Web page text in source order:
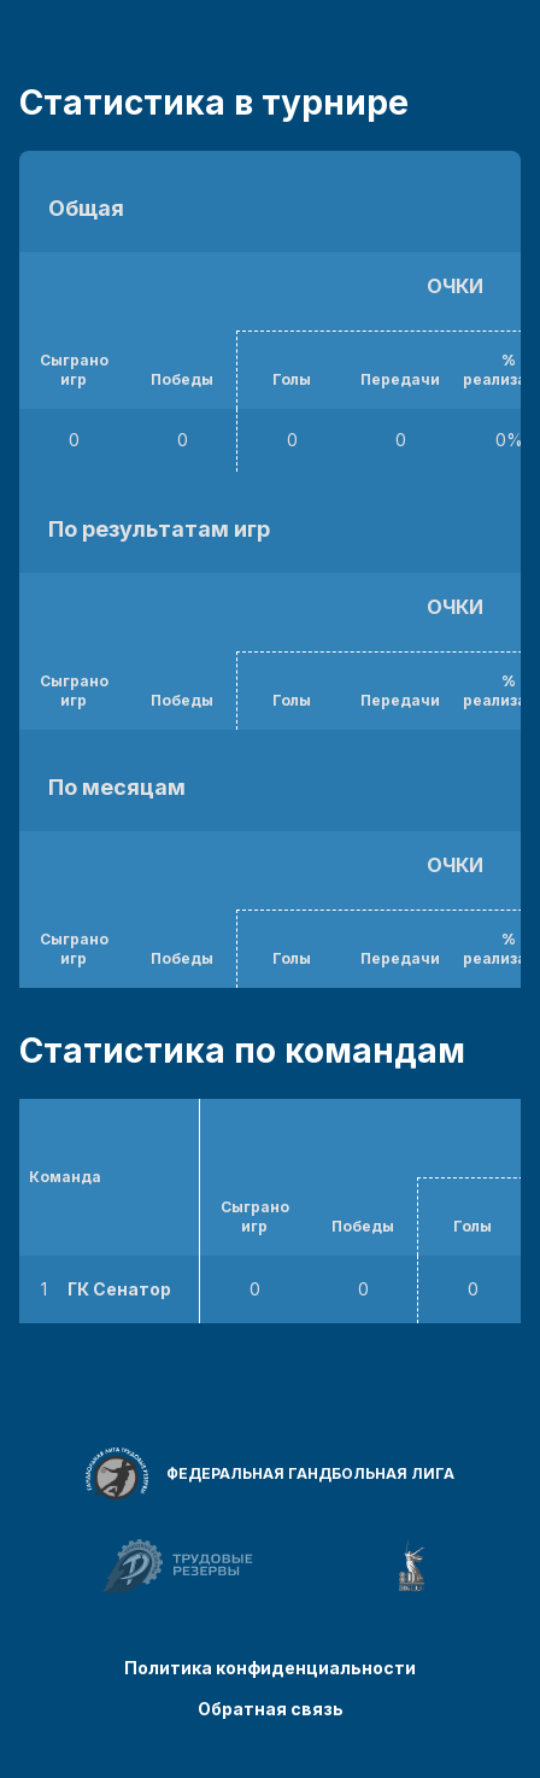
Статистика в турнире
Общая
Сыграно
игр
Победы
ОЧКИ
Голы Передачи
%
0 0 0 0 0%
По результатам игр
Сыграно
игр
Победы
ОЧКИ
Голы Передачи
%
По месяцам
Сыграно
игр
Победы
ОЧКИ
Голы Передачи
%
Статистика по командам
Команда
Сыграно
игр
Победы Голы
1 ГК Сенатор 0 0 0
ФЕДЕРАЛЬНАЯ ГАНДБОЛЬНАЯ ЛИГА
Политика конфиденциальности
Обратная связь